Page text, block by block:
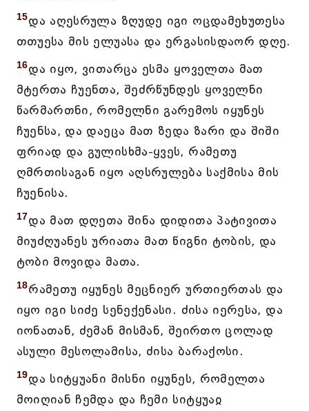
15და აღესრულა ზღუდე იგი ოცდამეხუთესა
თთუესა მის ელუასა და ერგასისდაორ დღე.
16და იყო, ვითარცა ესმა ყოველთა მათ
მტერთა ჩუენთა, შეძრწუნდეს ყოველნი
წარმართნი, რომელნი გარემოს იყუნეს
ჩუენსა, და დაეცა მათ ზედა ზარი და შიში
ფრიად და გულისხმა-ყვეს, რამეთუ
ღმრთისაგან იყო აღსრულება საქმისა მის
ჩუენისა.
17და მათ დღეთა შინა დიდითა პატივითა
მიუძღუანეს ურიათა მათ წიგნი ტობის, და
ტობი მოვიდა მათა.
18რამეთუ იყუნეს მეცნიერ ურთიერთას და
იყო იგი სიძე სენექენასი. ძისა იერესა, და
იონათან, ძემან მისმან, შეირთო ცოლად
ასული მესოლამისა, ძისა ბარაქოსი.
19და სიტყუანი მისნი იყუნეს, რომელთა
მოიღიან ჩემდა და ჩემი სიტყუაჲ